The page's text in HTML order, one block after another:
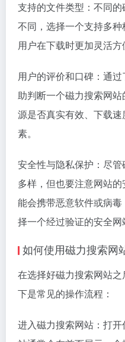
支持的文件类型：不同
不同，选择一个支持多
用户在下载时更加灵活方
用户的评价和口碑：通
助判断一个磁力搜索网
源是否真实有效、下载
素。
安全性与隐私保护：尽
多样，但也要注意网站
能会携带恶意软件或病
择一个经过验证的安全网
如何使用磁力搜索网
在选择好磁力搜索网站
下是常见的操作流程：
进入磁力搜索网站：打